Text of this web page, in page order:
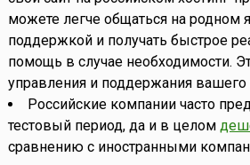
можете легче общаться на родном
поддержкой и получать быстрое
помощь в случае необходимости.
управления и поддержания вашего
Российские компании часто
тестовый период, да и в целом
сравнению с иностранными